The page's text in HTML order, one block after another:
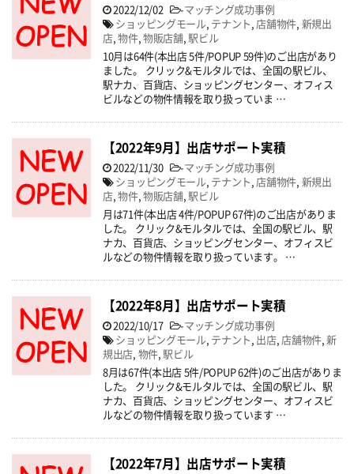
2022/12/02 -マッチング成功事例
ショッピングモール テナント 店舗物件 新規出
店,物件, 物販店舗, 駅ビル
10月は64件(本出店 5件/POPUP 59件)のご出店があり
ました。 クリック&モルタルでは、全国の駅ビル、
駅ナカ、百貨店、ショッピングセンター、オフィス
ビルなどの物件情報を取り扱っていま …
【2022年9月】出店サポート実積
2022/11/30 -マッチング成功事例
ショッピングモール テナント 店舗物件 新規出
店,物件, 物販店舗, 駅ビル
月は71件(本出店 4件/POPUP 67件)のご出店がありま
した。 クリック&モルタルでは、全国の駅ビル、駅
ナカ、百貨店、ショッピングセンター、オフィスビ
ルなどの物件情報を取り扱っています。 …
【2022年8月】出店サポート実積
2022/10/17 -マッチング成功事例
ショッピングモール テナント 出店, 店舗物件,新
規出店 物件, 駅ビル
8月は67件(本出店 5件/POPUP 62件)のご出店がありま
した。 クリック&モルタルでは、全国の駅ビル、駅
ナカ、百貨店、ショッピングセンター、オフィスビ
ルなどの物件情報を取り扱っています …
【2022年7月】出店サポート実積